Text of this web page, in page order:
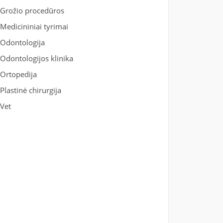
Grožio procedūros
Medicininiai tyrimai
Odontologija
Odontologijos klinika
Ortopedija
Plastinė chirurgija
Vet